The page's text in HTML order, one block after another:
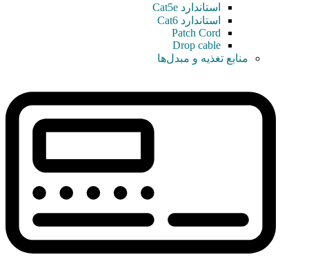
استاندارد Cat5e
استاندارد Cat6
Patch Cord
Drop cable
منابع تغذیه و مبدل‌ها